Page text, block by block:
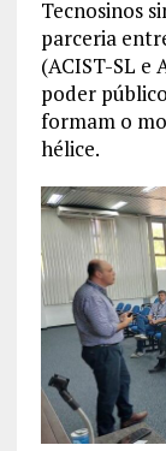
Tecnosinos
parceria
(ACIST-SL e
poder
formam o
hélice.